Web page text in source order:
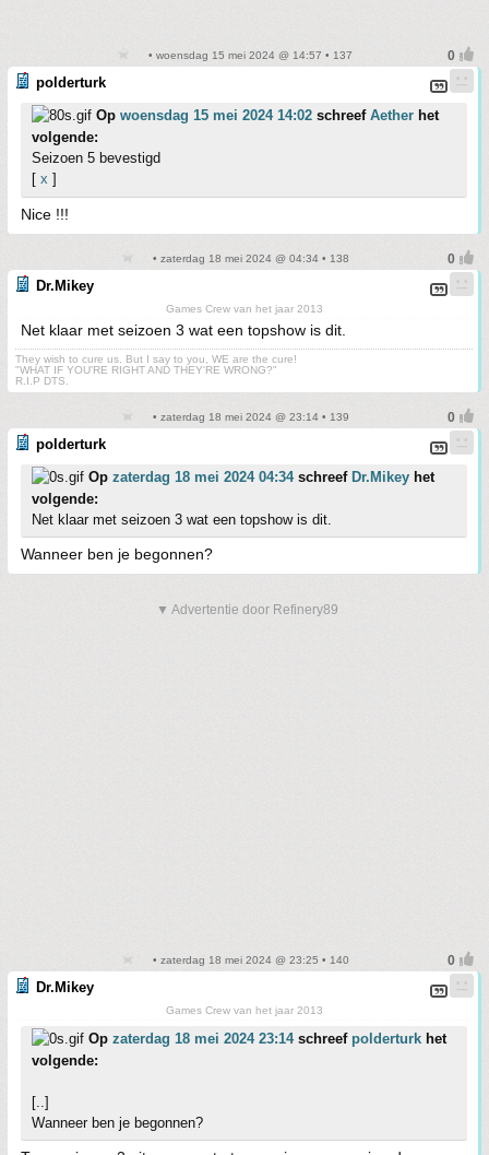
• woensdag 15 mei 2024 @ 14:57 • 137
polderturk
Op woensdag 15 mei 2024 14:02 schreef Aether het
volgende:
Seizoen 5 bevestigd
[ x ]
Nice !!!
• zaterdag 18 mei 2024 @ 04:34 • 138
Dr.Mikey
Games Crew van het jaar 2013
Net klaar met seizoen 3 wat een topshow is dit.
They wish to cure us. But I say to you, WE are the cure!
"WHAT IF YOU'RE RIGHT AND THEY'RE WRONG?"
R.I.P DTS.
• zaterdag 18 mei 2024 @ 23:14 • 139
polderturk
Op zaterdag 18 mei 2024 04:34schreef Dr.Mikey het
volgende:
Net klaar met seizoen 3 wat een topshow is dit.
Wanneer ben je begonnen?
▼ Advertentie door Refinery89
• zaterdag 18 mei 2024 @ 23:25 • 140
Dr.Mikey
Games Crew van het jaar 2013
Op zaterdag 18 mei 2024 23:14schreef polderturk het
volgende:
[..]
Wanneer ben je begonnen?